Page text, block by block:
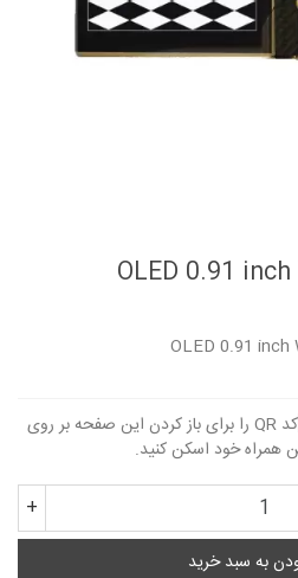
OLED 0.91
OLED 0.91 inch
+
به سبد خرید